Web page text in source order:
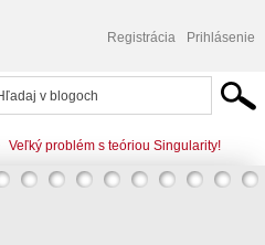
Registrácia Prihlásenie
Veľký problém s teóriou Singularity!